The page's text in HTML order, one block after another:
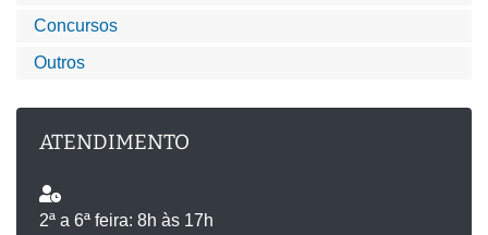
Concursos
Outros
ATENDIMENTO
2ª a 6ª feira: 8h às 17h